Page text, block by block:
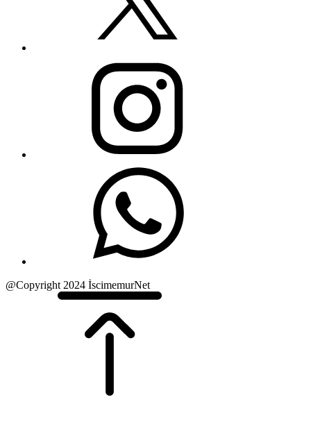
@Copyright 2024 İscimemurNet